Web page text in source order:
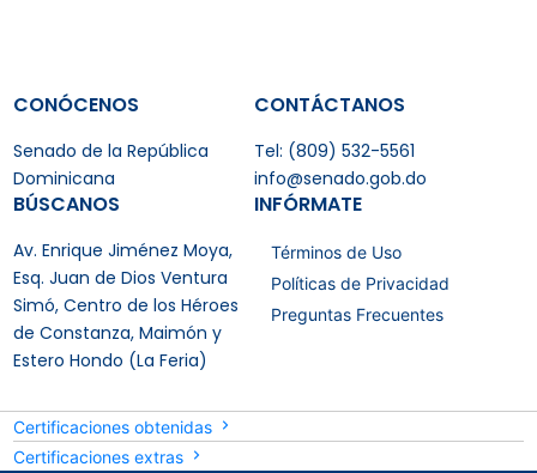
CONÓCENOS
Senado de la República
Dominicana
CONTÁCTANOS
Tel: (809) 532-5561
info@senado.gob.do
BÚSCANOS
Av. Enrique Jiménez Moya,
Esq. Juan de Dios Ventura
Simó, Centro de los Héroes
de Constanza, Maimón y
Estero Hondo (La Feria)
INFÓRMATE
Términos de Uso
Políticas de Privacidad
Preguntas Frecuentes
Certificaciones obtenidas
Certificaciones extras